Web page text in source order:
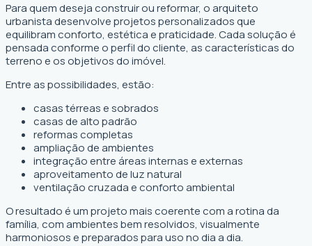
Para quem deseja construir ou reformar, o arquiteto
urbanista desenvolve projetos personalizados que
equilibram conforto, estética e praticidade. Cada solução é
pensada conforme o perfil do cliente, as características do
terreno e os objetivos do imóvel.
Entre as possibilidades, estão:
casas térreas e sobrados
casas de alto padrão
reformas completas
ampliação de ambientes
integração entre áreas internas e externas
aproveitamento de luz natural
ventilação cruzada e conforto ambiental
O resultado é um projeto mais coerente com a rotina da
família, com ambientes bem resolvidos, visualmente
harmoniosos e preparados para uso no dia a dia.